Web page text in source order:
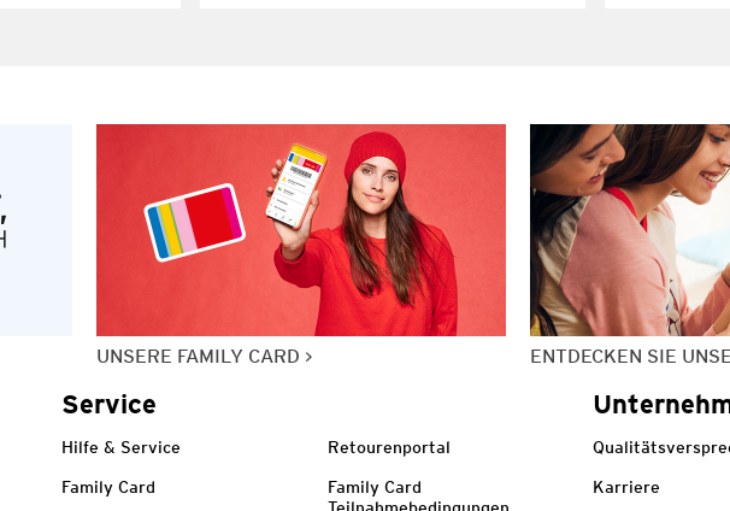
UNSERE FAMILY CARD ENTDECKEN SIE
Service
Hilfe & Service Retourenportal
Family Card
Family Card
Karriere